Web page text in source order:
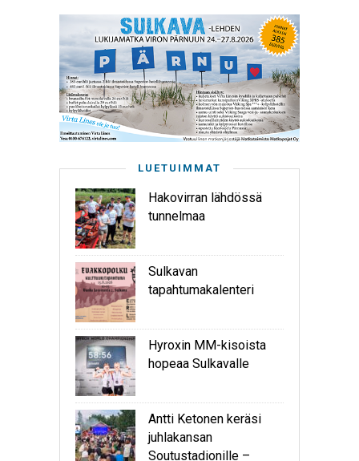
LUETUIMMAT
Hakovirran lähdössä
tunnelmaa
Sulkavan
tapahtumakalenteri
Hyroxin MM-kisoista
hopeaa Sulkavalle
Antti Ketonen keräsi
juhlakansan
Soutustadionille –